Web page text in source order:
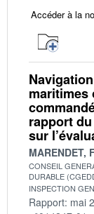
Accéder à la
maritimes
rapport
sur
MARENDET,
CONSEIL
DURABLE
INSPECTION
Rapport: mai